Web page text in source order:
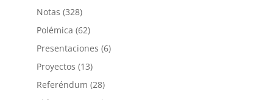
Notas (328)
Polémica (62)
Presentaciones (6)
Proyectos (13)
Referéndum (28)